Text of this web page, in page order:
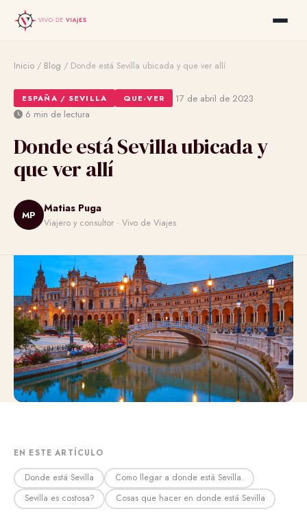
Inicio / Blog / Donde está Sevilla ubicada y que ver allí
ESPAÑA / SEVILLA QUE-VER 17 de abril de 2023
6 min de lectura
Donde está Sevilla ubicada y
que ver allí
MP
Matias Puga
Viajero y consultor · Vivo de Viajes
EN ESTE ARTÍCULO
Donde está Sevilla
Como llegar a donde está Sevilla.
Sevilla es costosa?
Cosas que hacer en donde está Sevilla